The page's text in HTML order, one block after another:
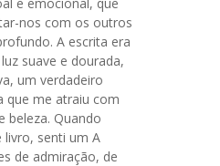
nos com os outros
A escrita era
suave e dourada,
um verdadeiro
que me atraiu com
beleza. Quando
livro, senti um A
de admiração, de